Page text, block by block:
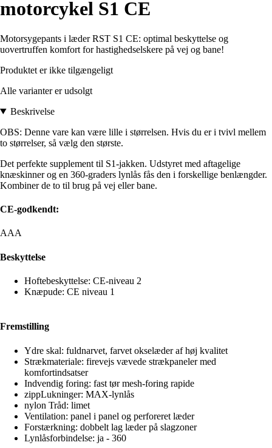
motorcykel S1 CE
Motorsygepants i læder RST S1 CE: optimal beskyttelse og
uovertruffen komfort for hastighedselskere på vej og bane!
Produktet er ikke tilgængeligt
Alle varianter er udsolgt
Beskrivelse
OBS: Denne vare kan være lille i størrelsen. Hvis du er i tvivl mellem
to størrelser, så vælg den største.
Det perfekte supplement til S1-jakken. Udstyret med aftagelige
knæskinner og en 360-graders lynlås fås den i forskellige benlængder.
Kombiner de to til brug på vej eller bane.
CE-godkendt:
AAA
Beskyttelse
Hoftebeskyttelse: CE-niveau 2
Knæpude: CE niveau 1
Fremstilling
Ydre skal: fuldnarvet, farvet okselæder af høj kvalitet
Strækmateriale: firevejs vævede strækpaneler med
komfortindsatser
Indvendig foring: fast tør mesh-foring rapide
zippLukninger: MAX-lynlås
nylon Tråd: limet
Ventilation: panel i panel og perforeret læder
Forstærkning: dobbelt lag læder på slagzoner
Lynlåsforbindelse: ja - 360